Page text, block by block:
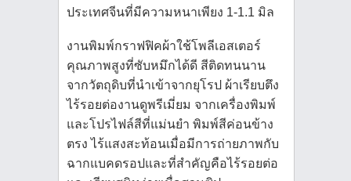
ประเทศจีนที่มีความหนาเพียง 1-1.1 มิล
งานพิมพ์กราฟฟิคผ้าใช้โพลีเอสเตอร์
คุณภาพสูงที่ซับหมึกได้ดี สีติดทนนาน
จากวัตถุดิบที่นำเข้าจากยุโรป ผ้าเรียบตึง
ไร้รอยต่องานดูพรีเมี่ยม จากเครื่องพิมพ์
และโปรไฟล์สีที่แม่นยำ พิมพ์สีค่อนข้าง
ตรง ไร้แสงสะท้อนเมื่อมีการถ่ายภาพกับ
ฉากแบคดรอปและที่สำคัญคือไร้รอยต่อ